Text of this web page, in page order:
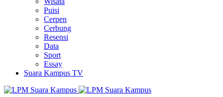
Puisi
Cerpen
Cerbung
Resensi
Data
Sport
Essay
Suara Kampus TV